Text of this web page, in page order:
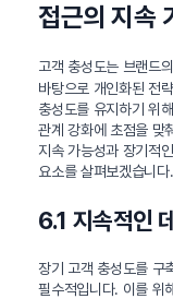
접근의 지속
고객 충성도는 브랜드
바탕으로 개인화된 전
충성도를 유지하기 위
관계 강화에 초점을 맞
지속 가능성과 장기적
요소를 살펴보겠습니다.
6.1 지속적인
장기 고객 충성도를 구
필수적입니다. 이를 위